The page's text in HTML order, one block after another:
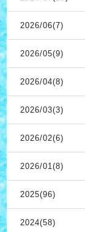
2026/06(7)
2026/05(9)
2026/04(8)
2026/03(3)
2026/02(6)
2026/01(8)
2025(96)
2024(58)